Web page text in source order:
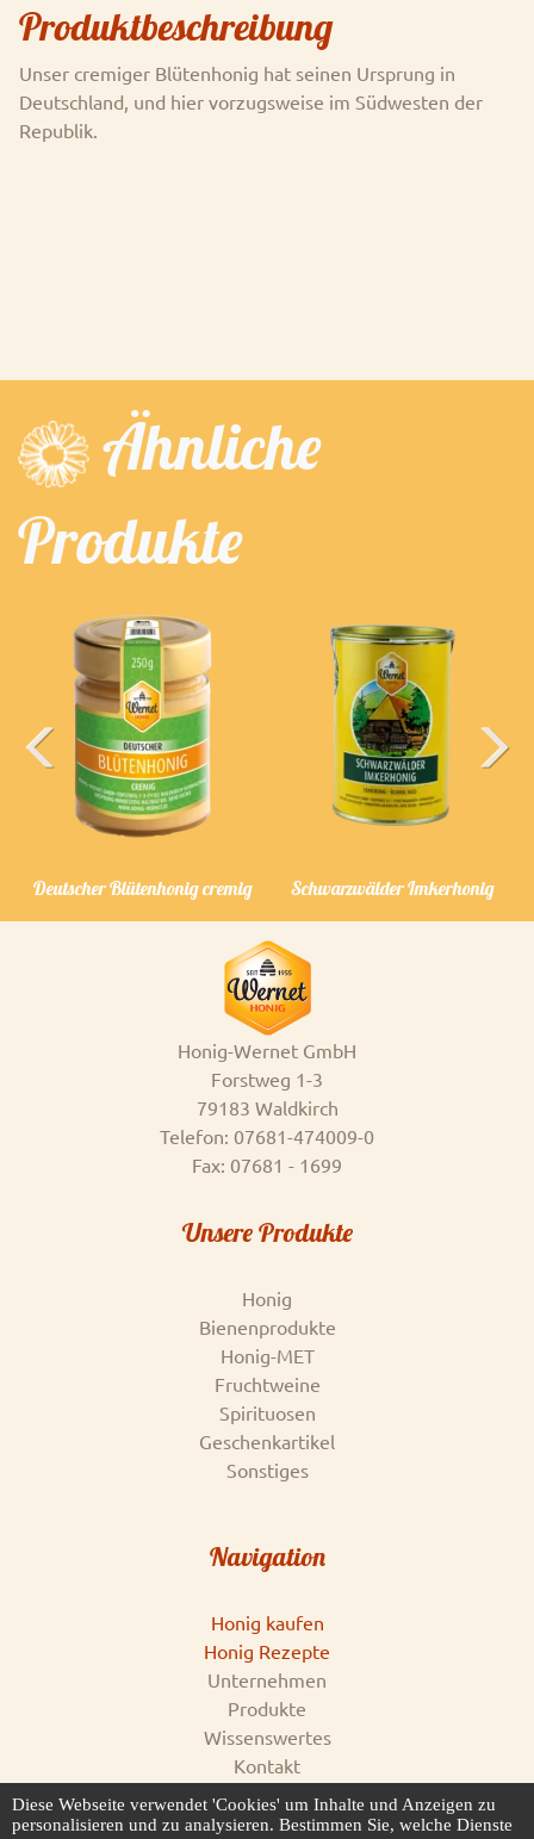
Produktbeschreibung
Unser cremiger Blütenhonig hat seinen Ursprung in
Deutschland, und hier vorzugsweise im Südwesten der
Republik.
Ähnliche
Produkte
Deutscher Blütenhonig cremig Schwarzwälder Imkerhonig
Previous
Honig-Wernet GmbH
Forstweg 1-3
79183 Waldkirch
Telefon: 07681-474009-0
Fax: 07681 - 1699
Unsere Produkte
Honig
Bienenprodukte
Honig-MET
Fruchtweine
Spirituosen
Geschenkartikel
Sonstiges
Navigation
Honig kaufen
Honig Rezepte
Unternehmen
Produkte
Wissenswertes
Kontakt
Impressum
AGB & Datenschutz
Diese Webseite verwendet 'Cookies' um Inhalte und Anzeigen zu
personalisieren und zu analysieren. Bestimmen Sie, welche Dienste